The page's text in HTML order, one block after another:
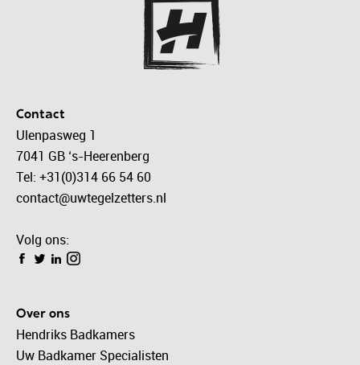
Contact
Ulenpasweg 1
7041 GB ‘s-Heerenberg
Tel: +31(0)314 66 54 60
contact@uwtegelzetters.nl
Volg ons:
Over ons
Hendriks Badkamers
Uw Badkamer Specialisten